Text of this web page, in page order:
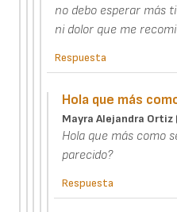
no debo esperar más
ni dolor que me
Respuesta
Hola que más
Mayra Alejandra Ortiz
Hola que más como
parecido?
Respuesta